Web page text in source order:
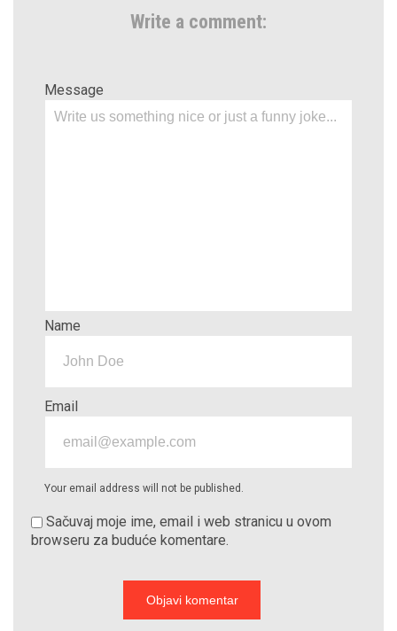
Write a comment:
Message
Name
Email
Your email address will not be published.
Sačuvaj moje ime, email i web stranicu u ovom
browseru za buduće komentare.